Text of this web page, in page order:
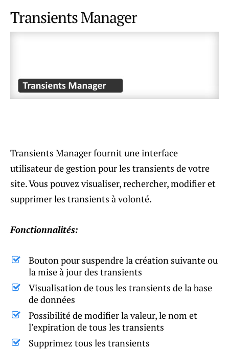
Transients Manager
Transients Manager fournit une interface
utilisateur de gestion pour les transients de votre
site. Vous pouvez visualiser, rechercher, modifier et
supprimer les transients à volonté.
Fonctionnalités:
Bouton pour suspendre la création suivante ou
la mise à jour des transients
Visualisation de tous les transients de la base
de données
Possibilité de modifier la valeur, le nom et
l’expiration de tous les transients
Supprimez tous les transients